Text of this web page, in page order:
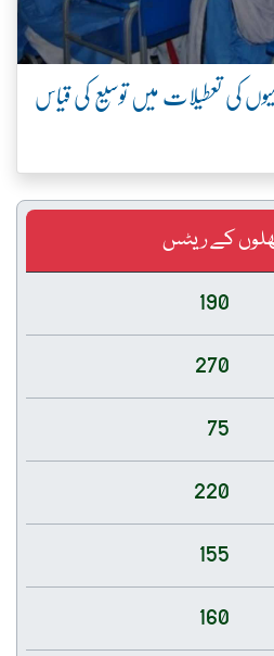
کی تعطیلات میں توسیع کی قیاس
کے ریٹس
190
270
75
220
155
160